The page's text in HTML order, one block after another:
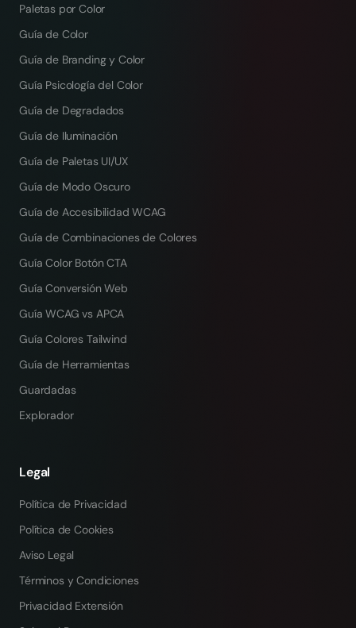
Paletas por Color
Guía de Color
Guía de Branding y Color
Guía Psicología del Color
Guía de Degradados
Guía de Iluminación
Guía de Paletas UI/UX
Guía de Modo Oscuro
Guía de Accesibilidad WCAG
Guía de Combinaciones de Colores
Guía Color Botón CTA
Guía Conversión Web
Guía WCAG vs APCA
Guía Colores Tailwind
Guía de Herramientas
Guardadas
Explorador
Legal
Política de Privacidad
Política de Cookies
Aviso Legal
Términos y Condiciones
Privacidad Extensión